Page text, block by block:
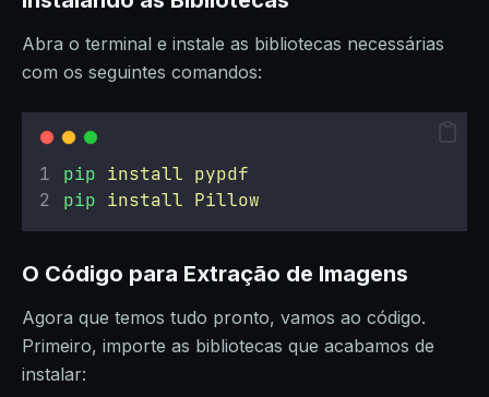
Abra o terminal e instale as bibliotecas necessárias
com os seguintes comandos:
pip install pypdf
pip install Pillow
O Código para Extração de Imagens
Agora que temos tudo pronto, vamos ao código.
Primeiro, importe as bibliotecas que acabamos de
instalar: